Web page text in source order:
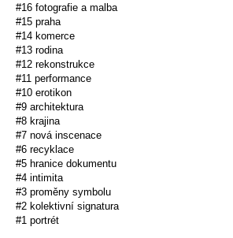
#16 fotografie a malba
#15 praha
#14 komerce
#13 rodina
#12 rekonstrukce
#11 performance
#10 erotikon
#9 architektura
#8 krajina
#7 nová inscenace
#6 recyklace
#5 hranice dokumentu
#4 intimita
#3 proměny symbolu
#2 kolektivní signatura
#1 portrét